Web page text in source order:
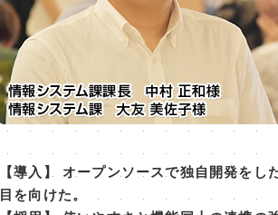
【導入】 オープンソースで独自開発を
目を向けた。